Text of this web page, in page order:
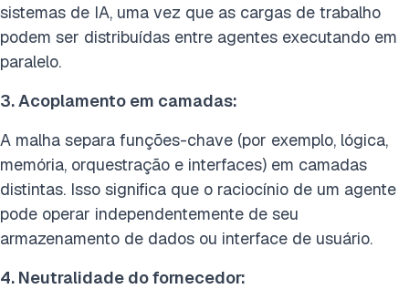
sistemas de IA, uma vez que as cargas de trabalho
podem ser distribuídas entre agentes executando em
paralelo.
3. Acoplamento em camadas:
A malha separa funções-chave (por exemplo, lógica,
memória, orquestração e interfaces) em camadas
distintas. Isso significa que o raciocínio de um agente
pode operar independentemente de seu
armazenamento de dados ou interface de usuário.
4. Neutralidade do fornecedor: